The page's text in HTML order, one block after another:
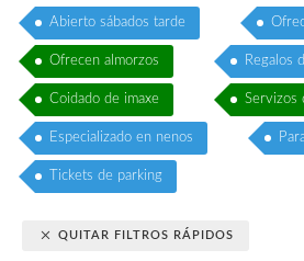
Abierto sábados tarde
Ofrecen almorzos Regalos
Coidado de imaxe Servizos
Especializado en nenos
Tickets de parking
QUITAR FILTROS RÁPIDOS